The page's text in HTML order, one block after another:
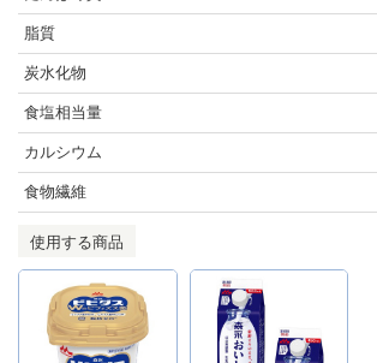
脂質
炭水化物
食塩相当量
カルシウム
食物繊維
使用する商品